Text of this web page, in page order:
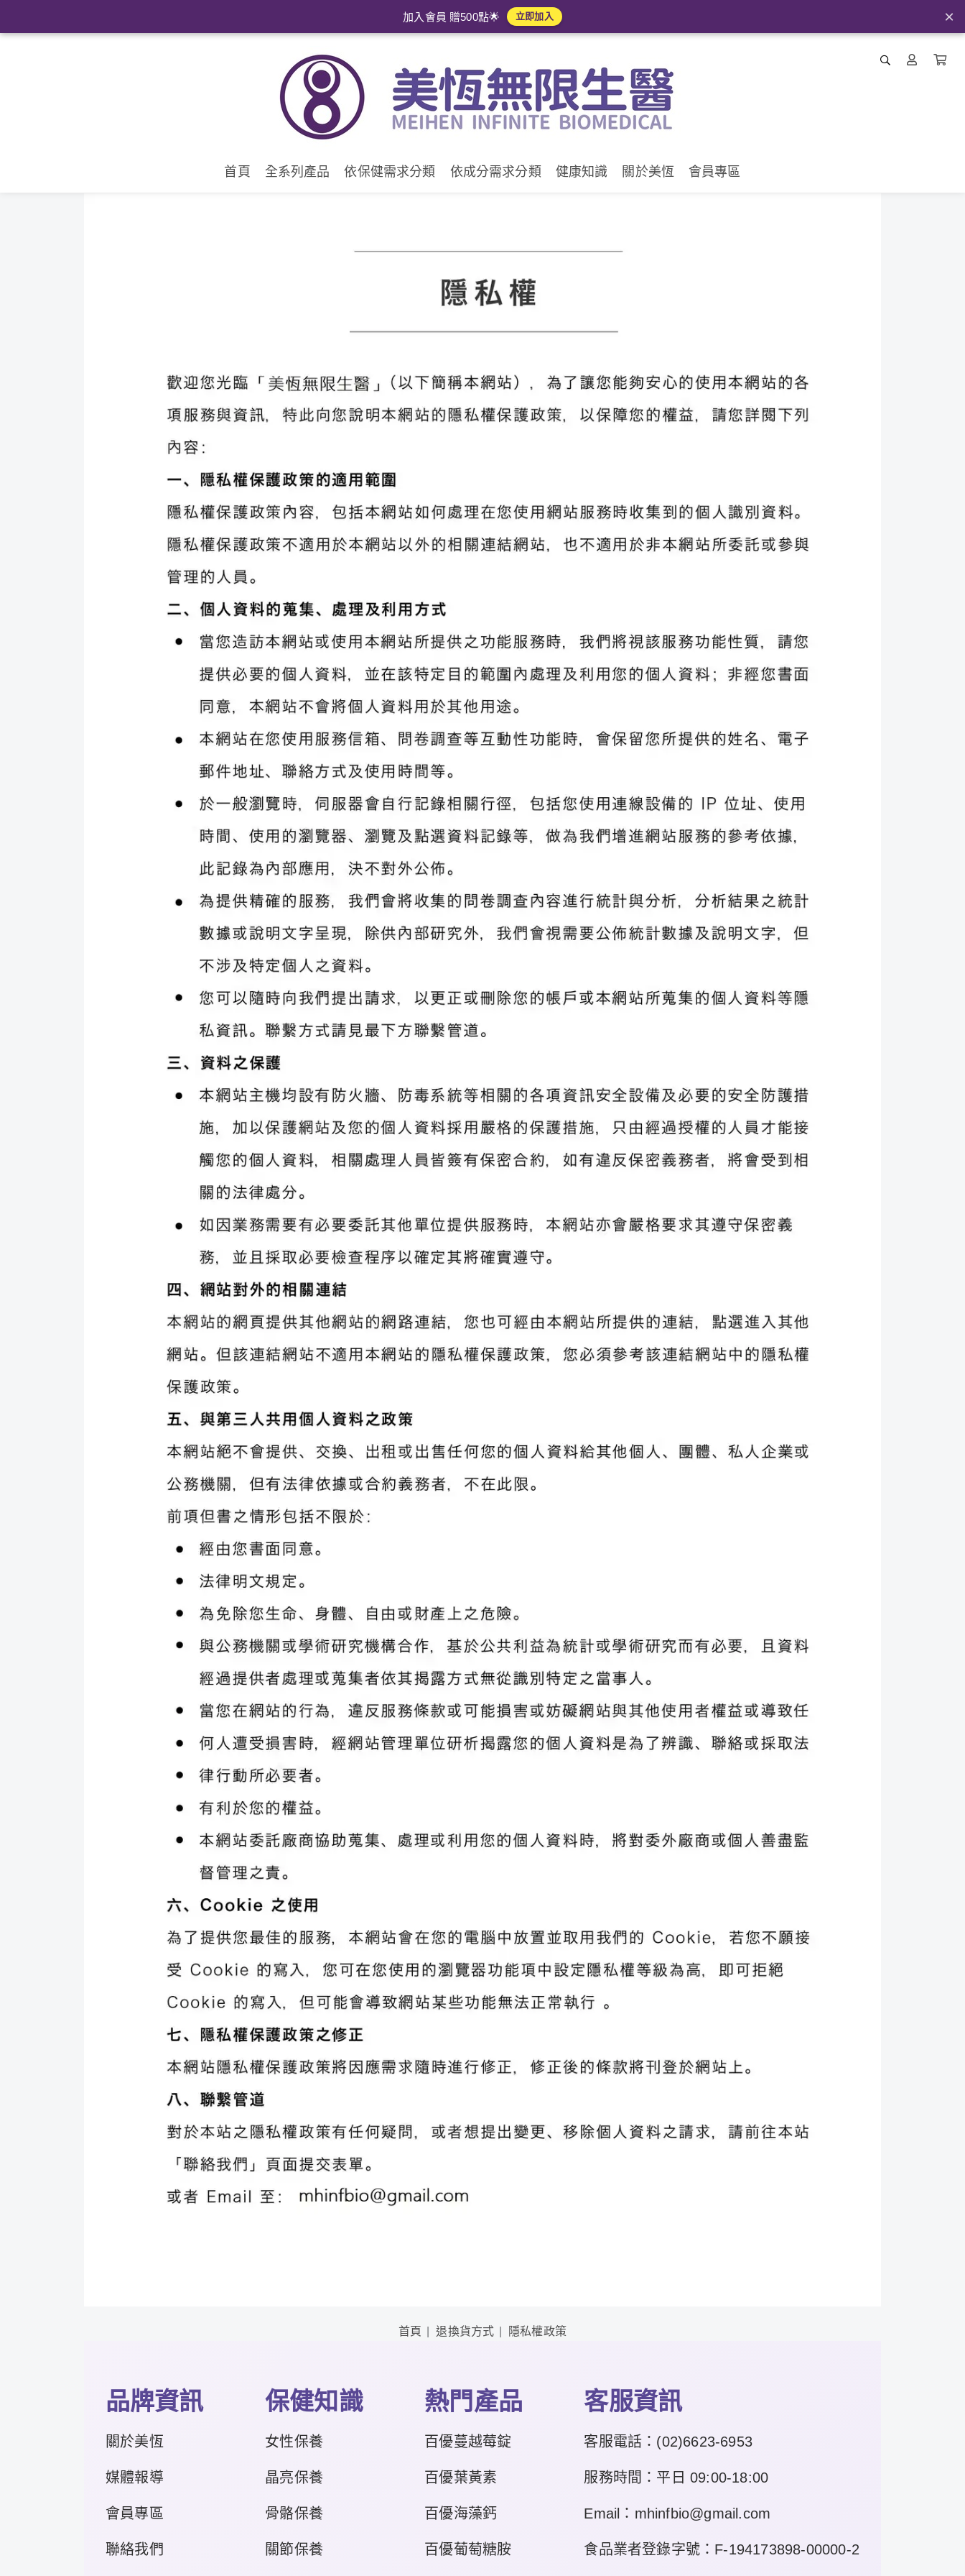
加入會員 贈500點🌟 立即加入 ×
首頁 全系列產品 依保健需求分類 依成分需求分類 健康知識 關於美恆 會員專區
首頁 退換貨方式 隱私權政策
品牌資訊
關於美恆
媒體報導
會員專區
聯絡我們
保健知識
女性保養
晶亮保養
骨骼保養
關節保養
熱門產品
百優蔓越莓錠
百優葉黃素
百優海藻鈣
百優葡萄糖胺
客服資訊
客服電話： (02)6623-6953
服務時間：平日 09:00-18:00
Email：mhinfbio@gmail.com
食品業者登錄字號：F-194173898-00000-2